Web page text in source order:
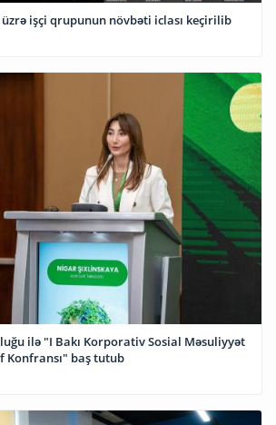
Fiziki infrastruktur üzrə işçi qrupunun növbəti iclası keçirilib
ilə "I Bakı Korporativ Sosial Məsuliyyət
Konfransı" baş tutub